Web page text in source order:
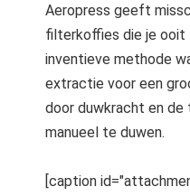
Aeropress geeft
filterkoffies die je ooit
inventieve methode
extractie voor een
door duwkracht en
manueel te duwen.
[caption